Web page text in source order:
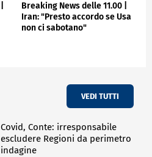
Breaking News delle 11.00 |
Iran: "Presto accordo se Usa
non ci sabotano"
VEDI TUTTI
Covid, Conte: irresponsabile
escludere Regioni da perimetro
indagine